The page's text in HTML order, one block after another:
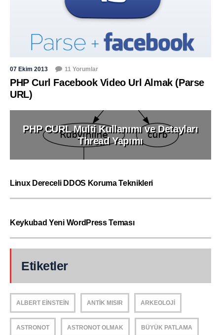
07 Ekim 2013 11 Yorumlar
PHP Curl Facebook Video Url Almak (Parse
URL)
PHP CURL Multi Kullanımı ve Detayları
Thread Yapımı
Linux Dereceli DDOS Koruma Teknikleri
Keykubad Yeni WordPress Teması
Etiketler
ALBERT EINSTEIN ANTIK MISIR ARKEOLOJI
ASTRONOT ASTRONOT OLMAK BÜYÜK PATLAMA